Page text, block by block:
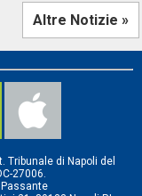
Altre Notizie »
di Napoli del
27006.